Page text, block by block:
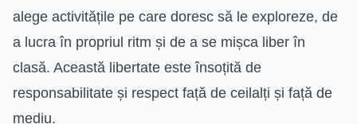
alege activitățile pe care doresc să le exploreze, de
a lucra în propriul ritm și de a se mișca liber în
clasă. Această libertate este însoțită de
responsabilitate și respect față de ceilalți și față de
mediu.